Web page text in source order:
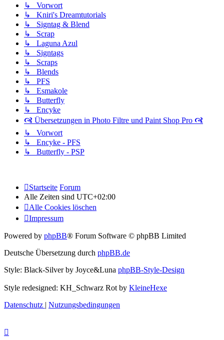
↳ Vorwort
↳ Kniri's Dreamtutorials
↳ Signtag & Blend
↳ Scrap
↳ Laguna Azul
↳ Signtags
↳ Scraps
↳ Blends
↳ PFS
↳ Esmakole
↳ Butterfly
↳ Encyke
🙧 Übersetzungen in Photo Filtre und Paint Shop Pro 🙧
↳ Vorwort
↳ Encyke - PFS
↳ Butterfly - PSP
Startseite Forum
Alle Zeiten sind UTC+02:00
Alle Cookies löschen
Impressum
Powered by phpBB® Forum Software © phpBB Limited
Deutsche Übersetzung durch phpBB.de
Style: Black-Silver by Joyce&Luna phpBB-Style-Design
Style redesigned: KH_Schwarz Rot by KleineHexe
Datenschutz | Nutzungsbedingungen